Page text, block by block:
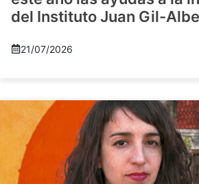
del Instituto Juan Gil-
21/07/2026